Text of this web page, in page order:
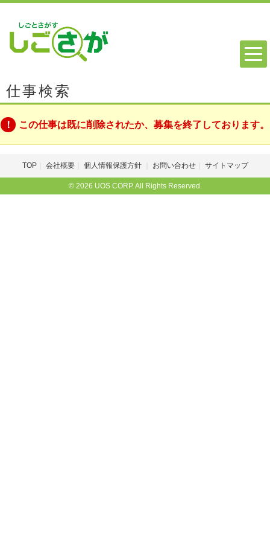
仕事検索
この仕事は既に削除されたか、募集を終了しております。
TOP 会社概要 個人情報保護方針 お問い合わせ サイトマップ
© 2026 UOS CORP. All Rights Reserved.